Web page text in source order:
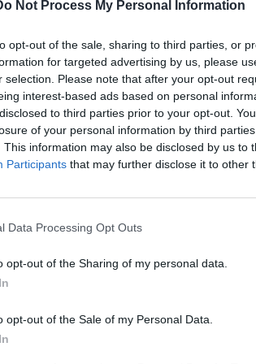
Not Process My Personal Information
opt-out of the sale, sharing to third parties, or
for targeted advertising by us, please
selection. Please note that after your opt-out
interest-based ads based on personal
to third parties prior to your opt-out.
of your personal information by third
This information may also be disclosed by us to
Participants that may further disclose it to other
Data Processing Opt Outs
opt-out of the Sharing of my personal data.
opt-out of the Sale of my Personal Data.
άνθρακα». Το έργο χρηματοδοτείται
εξωτερικού δικτύου μεταφοράς
τη δεξαμενή πρώην Συνδέσμου
προβλέπεται κατασκευή νέας
Αγίας Παρασκευής και η κατασκευή
ύδατος από τις υδροληψίες της
διαμόρφωση του υφιστάμενου
στη νέα δεξαμενή, αλλά και η
το νέο αντλιοστάσιο έως την
του έργου υπολογίζεται ότι θα έχει
συνολικού μήκους 3,53 χιλιομέτρων.
ύδρευσης στη Δημοτική Ενότητα
για την ομαλή υδροδότηση των
και πρόεδρος της ΔΕΥΑΧ κ.